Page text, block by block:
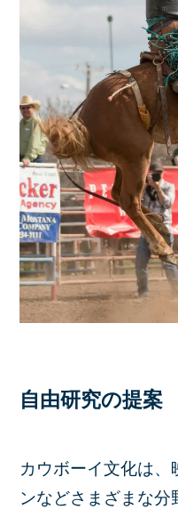
自由研究の提案
カウボーイ文化は、
ンなどさまざまな分